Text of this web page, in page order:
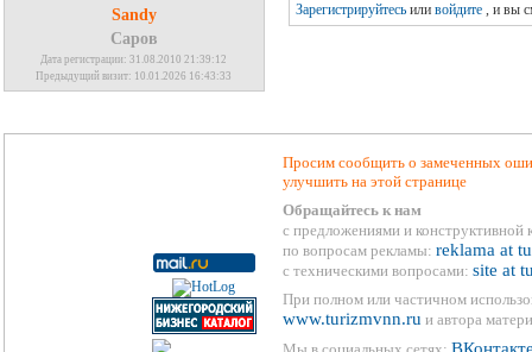
Sandy
Саров
Дата регистрации: 31.08.2010 21:39:12
Предыдущий визит: 10.01.2026 16:43:33
Зарегистрируйтесьили войдите, и вы
Просим сообщить о замеченных
улучшить на этой странице
Обращайтесь к нам
с предложениями и конструктивной
по вопросам рекламы: reklama at
с техническими вопросами: site at
При полном или частичном
www.turizmvnn.ru и автора